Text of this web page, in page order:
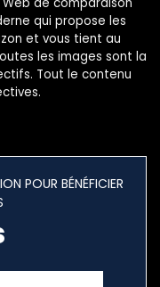
qui propose les
et vous tient au
les images sont la
Tout le contenu
POUR BÉNÉFICIER